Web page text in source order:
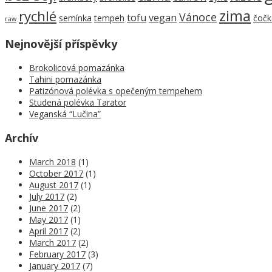
raw rychlé semínka tempeh tofu vegan Vánoce zima
Nejnovější příspěvky
Brokolicová pomazánka
Tahini pomazánka
Patizónová polévka s opečeným tempehem
Studená polévka Tarator
Veganská “Lučina”
Archív
March 2018 (1)
October 2017 (1)
August 2017 (1)
July 2017 (2)
June 2017 (2)
May 2017 (1)
April 2017 (2)
March 2017 (2)
February 2017 (3)
January 2017 (7)